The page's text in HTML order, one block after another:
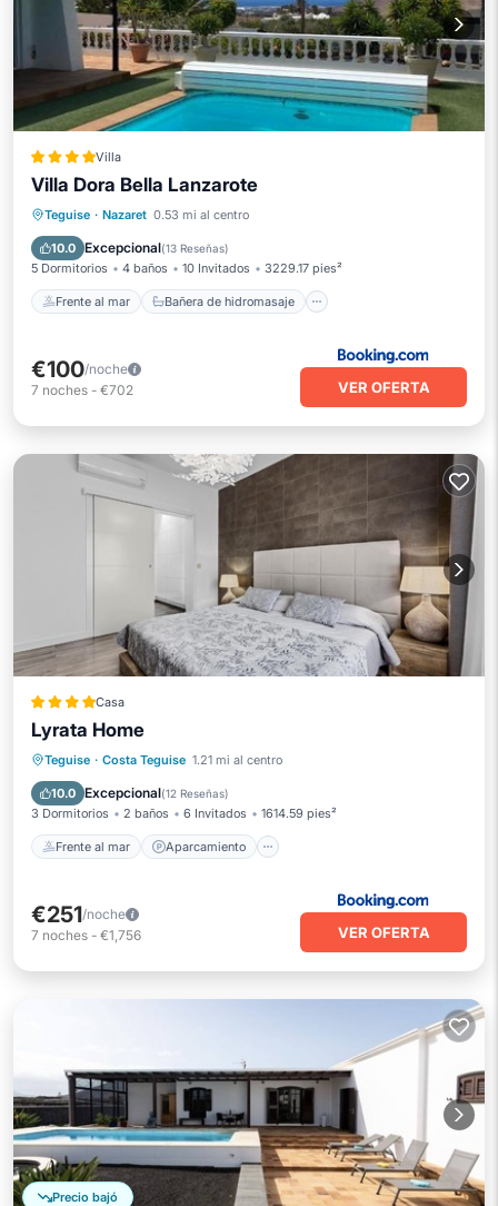
Villa
Villa Dora Bella Lanzarote
Teguise · Nazaret 0.53 mi al centro
10.0 Excepcional(13 Reseñas)
5 Dormitorios 4 baños 10 Invitados 3229.17 pies²
Frente al mar Bañera de hidromasaje
Frente al mar
Bañera de hidromasaje
Aparcamiento
€100/noche
7 noches - €702 VER OFERTA
Casa
Lyrata Home
Teguise · Costa Teguise 1.21 mi al centro
10.0 Excepcional(12 Reseñas)
3 Dormitorios 2 baños 6 Invitados 1614.59 pies²
Frente al mar Aparcamiento
Frente al mar Aparcamiento
Vista al mar
€251/noche
7 noches - €1,756 VER OFERTA
Precio bajó